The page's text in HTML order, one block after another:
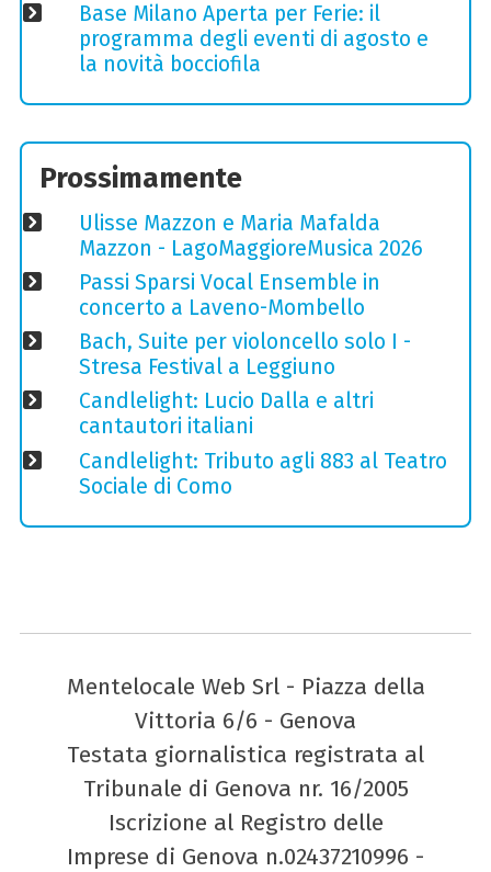
Base Milano Aperta per Ferie: il
programma degli eventi di agosto e
la novità bocciofila
Prossimamente
Ulisse Mazzon e Maria Mafalda
Mazzon - LagoMaggioreMusica 2026
Passi Sparsi Vocal Ensemble in
concerto a Laveno-Mombello
Bach, Suite per violoncello solo I -
Stresa Festival a Leggiuno
Candlelight: Lucio Dalla e altri
cantautori italiani
Candlelight: Tributo agli 883 al Teatro
Sociale di Como
Mentelocale Web Srl - Piazza della
Vittoria 6/6 - Genova
Testata giornalistica registrata al
Tribunale di Genova nr. 16/2005
Iscrizione al Registro delle
Imprese di Genova n.02437210996 -